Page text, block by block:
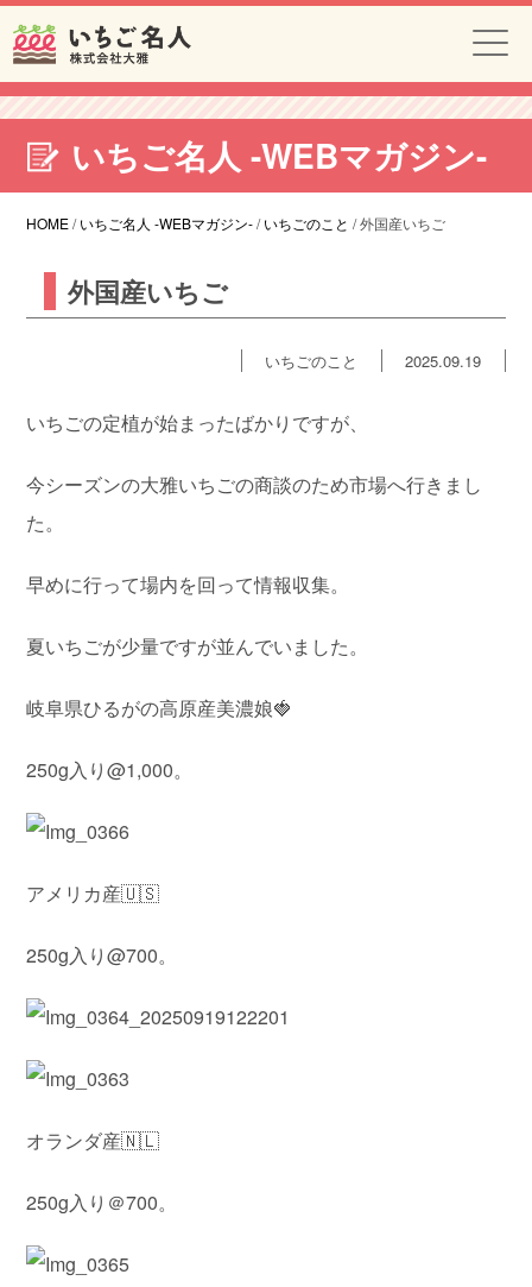
いちご名人 -WEBマガジン-
HOME/いちご名人 -WEBマガジン-/いちごのこと /外国産いちご
外国産いちご
いちごのこと 2025.09.19
いちごの定植が始まったばかりですが、
今シーズンの大雅いちごの商談のため市場へ行きまし
た。
早めに行って場内を回って情報収集。
夏いちごが少量ですが並んでいました。
岐阜県ひるがの高原産美濃娘🍓
250g入り@1,000。
アメリカ産🇺🇸
250g入り@700。
オランダ産🇳🇱
250g入り＠700。